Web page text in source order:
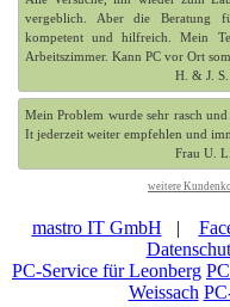
vergeblich. Aber die Beratung
kompetent und hilfreich. Mein
Arbeitszimmer. Kann PC vor Ort
H. & J.
Mein Problem wurde sehr rasch
It jederzeit weiter empfehlen und
Frau U.
weitere
mastro IT GmbH |
PC-Service für Leonberg
Weissach